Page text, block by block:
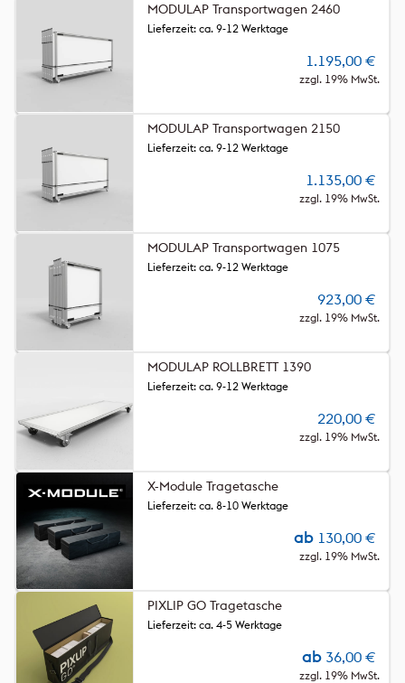
MODULAP Transportwagen 2460
1.195,00 €
zzgl. 19% MwSt.
Lieferzeit: ca. 9-12 Werktage
MODULAP Transportwagen 2150
1.135,00 €
zzgl. 19% MwSt.
Lieferzeit: ca. 9-12 Werktage
MODULAP Transportwagen 1075
923,00 €
zzgl. 19% MwSt.
Lieferzeit: ca. 9-12 Werktage
MODULAP ROLLBRETT 1390
220,00 €
zzgl. 19% MwSt.
Lieferzeit: ca. 9-12 Werktage
X-Module Tragetasche
ab 130,00 €
zzgl. 19% MwSt.
Lieferzeit: ca. 8-10 Werktage
PIXLIP GO Tragetasche
ab 36,00 €
zzgl. 19% MwSt.
Lieferzeit: ca. 4-5 Werktage